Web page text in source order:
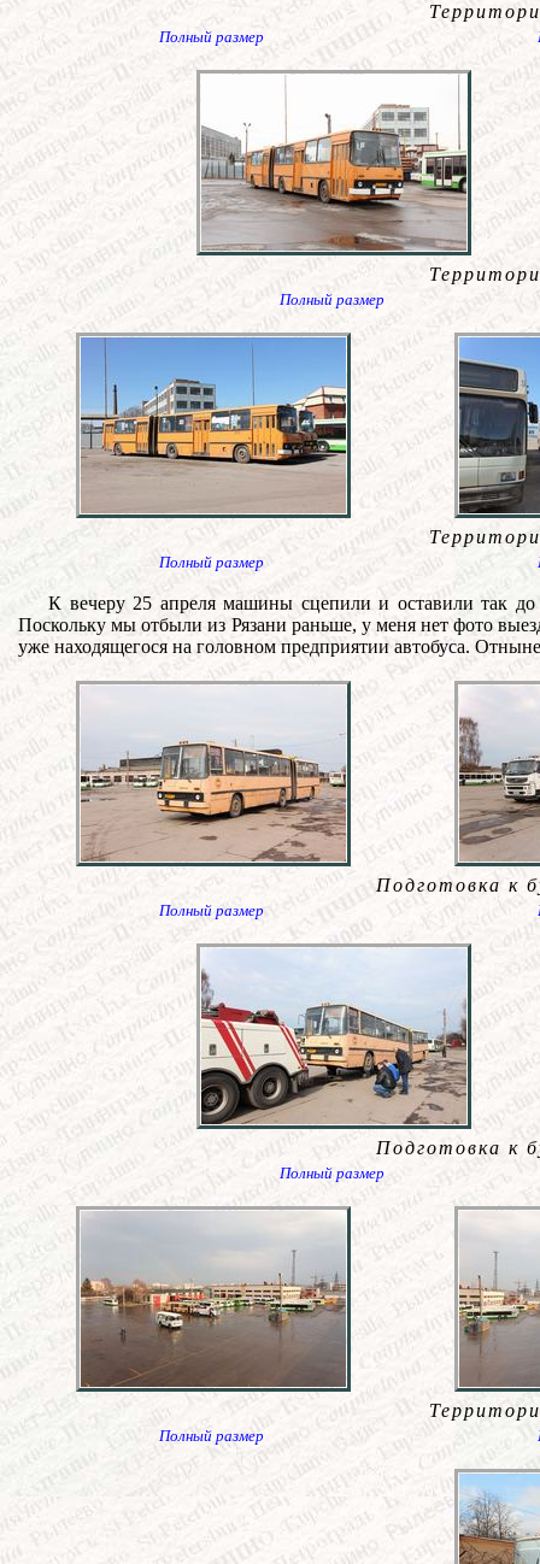
Полный размер
Полный размер
Полный размер
К вечеру 25 апреля машины сцепили и оставили так
Поскольку мы отбыли из Рязани раньше, у меня нет фото
уже находящегося на головном предприятии автобуса.
Подготовка к
Полный размер
Подготовка к
Полный размер
Полный размер